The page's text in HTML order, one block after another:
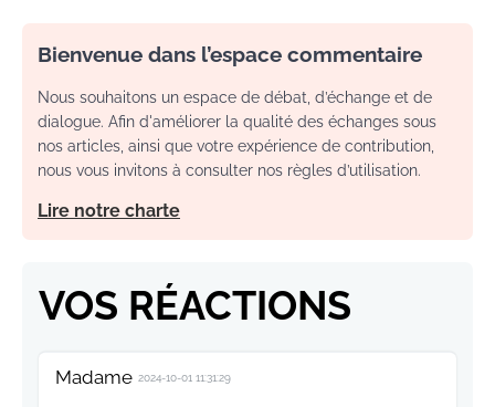
Bienvenue dans l’espace commentaire
Nous souhaitons un espace de débat, d’échange et de
dialogue. Afin d'améliorer la qualité des échanges sous
nos articles, ainsi que votre expérience de contribution,
nous vous invitons à consulter nos règles d’utilisation.
Lire notre charte
VOS RÉACTIONS
Madame 2024-10-01 11:31:29